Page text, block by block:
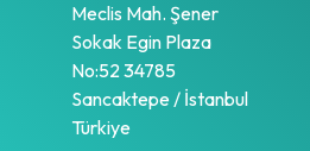
Meclis Mah. Şener
Sokak Egin Plaza
No:52 34785
Sancaktepe / İstanbul
Türkiye